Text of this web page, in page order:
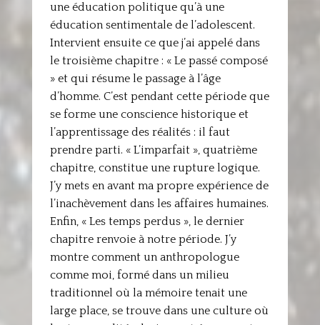
une éducation politique qu’à une
éducation sentimentale de l’adolescent.
Intervient ensuite ce que j’ai appelé dans
le troisième chapitre : « Le passé composé
» et qui résume le passage à l’âge
d’homme. C’est pendant cette période que
se forme une conscience historique et
l’apprentissage des réalités : il faut
prendre parti. « L’imparfait », quatrième
chapitre, constitue une rupture logique.
J’y mets en avant ma propre expérience de
l’inachèvement dans les affaires humaines.
Enfin, « Les temps perdus », le dernier
chapitre renvoie à notre période. J’y
montre comment un anthropologue
comme moi, formé dans un milieu
traditionnel où la mémoire tenait une
large place, se trouve dans une culture où